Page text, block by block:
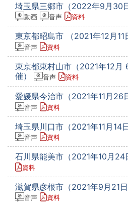
埼玉県三郷市（2022年9月30
動画 音声 資料
東京都昭島市 （2021年12月11
音声 資料
東京都東村山市（2021年12月
催）
音声 資料
愛媛県今治市（2021年11月26
音声 資料
埼玉県川口市（2021年11月14
音声 資料
石川県能美市（2021年10月24
資料
滋賀県彦根市（2021年9月21
音声 資料